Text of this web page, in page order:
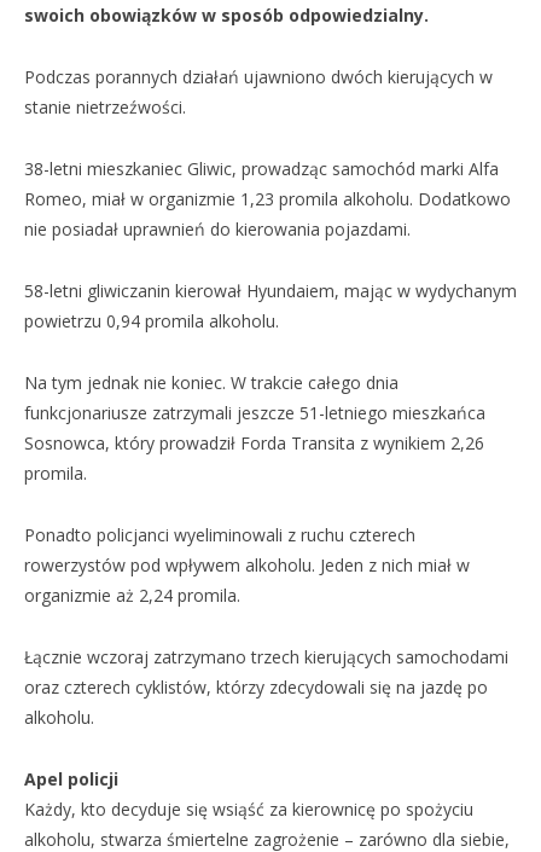
swoich obowiązków w sposób odpowiedzialny.
Podczas porannych działań ujawniono dwóch kierujących w
stanie nietrzeźwości.
38-letni mieszkaniec Gliwic, prowadząc samochód marki Alfa
Romeo, miał w organizmie 1,23 promila alkoholu. Dodatkowo
nie posiadał uprawnień do kierowania pojazdami.
58-letni gliwiczanin kierował Hyundaiem, mając w wydychanym
powietrzu 0,94 promila alkoholu.
Na tym jednak nie koniec. W trakcie całego dnia
funkcjonariusze zatrzymali jeszcze 51-letniego mieszkańca
Sosnowca, który prowadził Forda Transita z wynikiem 2,26
promila.
Ponadto policjanci wyeliminowali z ruchu czterech
rowerzystów pod wpływem alkoholu. Jeden z nich miał w
organizmie aż 2,24 promila.
Łącznie wczoraj zatrzymano trzech kierujących samochodami
oraz czterech cyklistów, którzy zdecydowali się na jazdę po
alkoholu.
Apel policji
Każdy, kto decyduje się wsiąść za kierownicę po spożyciu
alkoholu, stwarza śmiertelne zagrożenie – zarówno dla siebie,